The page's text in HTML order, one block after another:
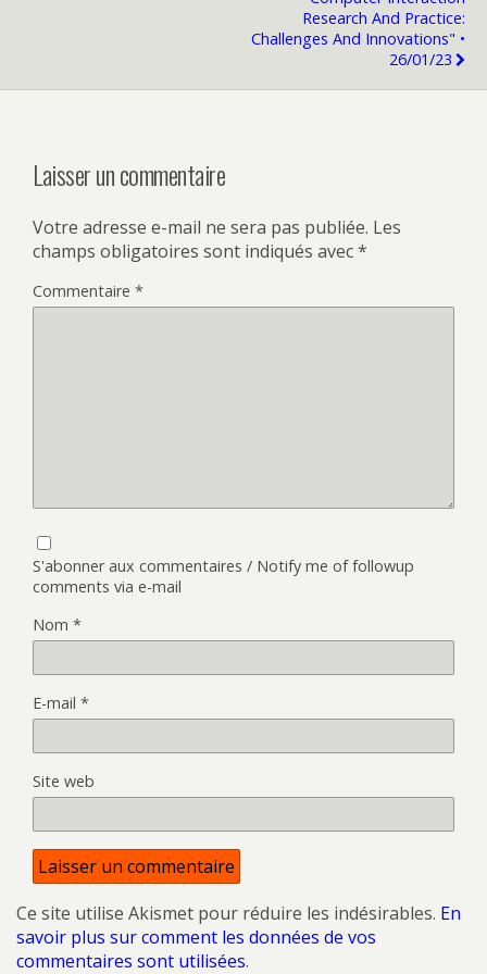
Research And Practice:
Challenges And Innovations" •
26/01/23
Laisser un commentaire
Votre adresse e-mail ne sera pas publiée. Les
champs obligatoires sont indiqués avec*
Commentaire *
S'abonner aux commentaires / Notify me of followup
comments via e-mail
Nom *
E-mail *
Site web
Ce site utilise Akismet pour réduire les indésirables. En
savoir plus sur comment les données de vos
commentaires sont utilisées.